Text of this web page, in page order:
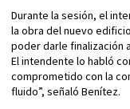
Durante la sesión, el
la obra del nuevo
poder darle finalización
El intendente lo habló
comprometido con la
fluido”, señaló Benítez.